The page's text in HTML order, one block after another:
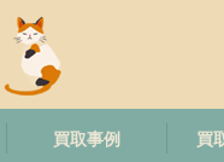
買取事例 買